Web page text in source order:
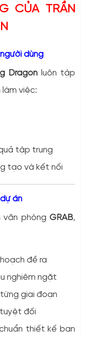
CỦA TRẦN
dùng
Dragon luôn tập
việc:
tập trung
tạo và kết nối
án
văn phòng GRAB,
đề ra
nghiêm ngặt
giai đoạn
đối
thiết kế ban